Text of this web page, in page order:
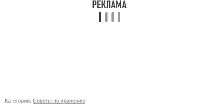
Категории: Советы по хранению